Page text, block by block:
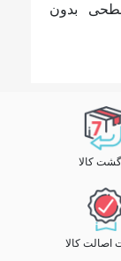
بدون
خود، در
عدم
سطح
که
جذاب
کالا
اصالت کالا